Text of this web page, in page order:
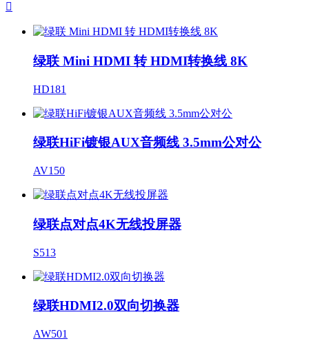

绿联 Mini HDMI 转 HDMI转换线 8K
HD181
绿联HiFi镀银AUX音频线 3.5mm公对公
AV150
绿联点对点4K无线投屏器
S513
绿联HDMI2.0双向切换器
AW501